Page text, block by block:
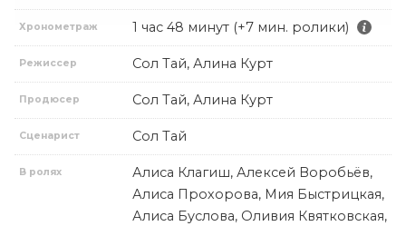
Хронометраж 1 час 48 минут (+7 мин. ролики)
Режиссер Сол Тай, Алина Курт
Продюсер Сол Тай, Алина Курт
Сценарист Сол Тай
В ролях
Алиса Клагиш, Алексей Воробьёв,
Алиса Прохорова, Мия Быстрицкая,
Алиса Буслова, Оливия Квятковская,